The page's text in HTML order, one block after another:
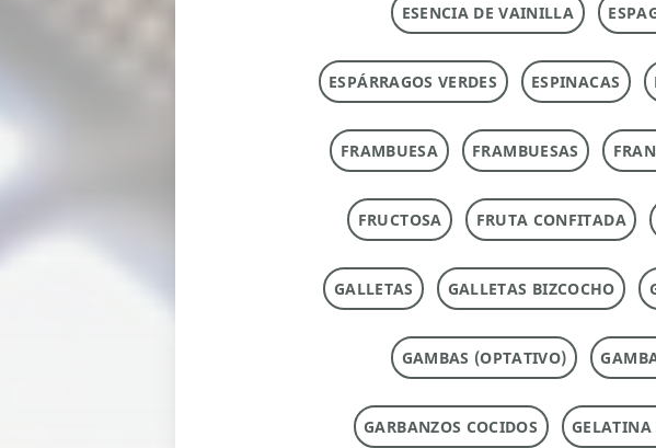
ESENCIA DE VAINILLA
ESPÁRRAGOS VERDES ESPINACAS
FRAMBUESA FRAMBUESAS
FRUCTOSA FRUTA CONFITADA
GALLETAS GALLETAS BIZCOCHO
GAMBAS (OPTATIVO)
GARBANZOS COCIDOS GELATINA